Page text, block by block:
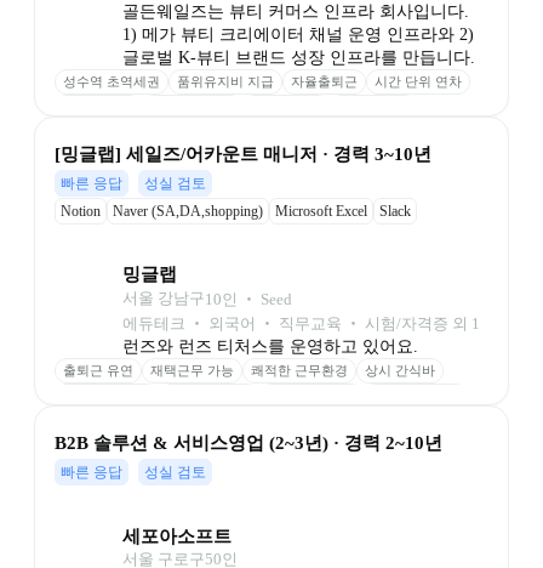
골든웨일즈는 뷰티 커머스 인프라 회사입니다.
1) 메가 뷰티 크리에이터 채널 운영 인프라와 2)
글로벌 K-뷰티 브랜드 성장 인프라를 만듭니다.
성수역 초역세권 품위유지비 지급 자율출퇴근
시간 단위 연차
[밍글랩] 세일즈/어카운트 매니저 · 경력 3~10년
빠른 응답
성실 검토
Notion
Naver (SA,DA,shopping) Microsoft Excel Slack
밍글랩
서울 강남구10인 ‧ Seed
에듀테크 ‧ 외국어 ‧ 직무교육 ‧ 시험/자격증 외 1
출퇴근 유연 재택근무 가능 쾌적한 근무환경
상시 간식바
B2B 솔루션 & 서비스영업 (2~3년) · 경력 2~10년
빠른 응답 성실 검토
세포아소프트
서울 구로구50인